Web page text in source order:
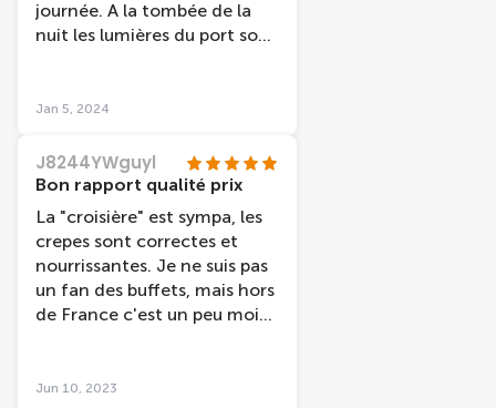
journée. A la tombée de la
nuit les lumières du port sont
Jan 5, 2024
J8244YWguyl
Bon rapport qualité prix
La "croisière" est sympa, les
crepes sont correctes et
nourrissantes. Je ne suis pas
un fan des buffets, mais hors
de France c'est un peu moins
affamés qui cherchent à
Jun 10, 2023